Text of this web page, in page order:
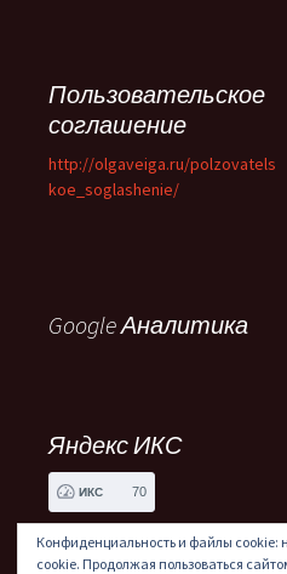
Пользовательское
соглашение
http://olgaveiga.ru/polzovatels
koe_soglashenie/
Google Аналитика
Яндекс ИКС
ИКС 70
Конфиденциальность и файлы cookie:
cookie. Продолжая пользоваться